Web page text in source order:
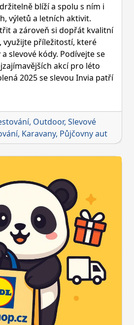
blíží a spolu s ním i
výletů a letních aktivit.
a zároveň si dopřát kvalitní
využijte příležitostí, které
slevové kódy. Podívejte se
akcí pro léto
2025 se slevou Invia patří
, Outdoor, Slevové
, Karavany, Půjčovny aut